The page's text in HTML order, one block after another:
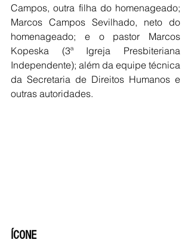
Campos, outra filha do homenageado;
Marcos Campos Sevilhado, neto do
homenageado; e o pastor Marcos
Kopeska (3ª Igreja Presbiteriana
Independente); além da equipe técnica
da Secretaria de Direitos Humanos e
outras autoridades.
ÍCONE